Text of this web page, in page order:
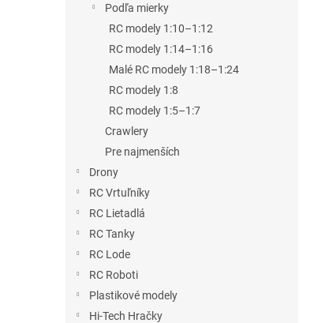
Podľa mierky
RC modely 1:10–1:12
RC modely 1:14–1:16
Malé RC modely 1:18–1:24
RC modely 1:8
RC modely 1:5–1:7
Crawlery
Pre najmenších
Drony
RC Vrtuľníky
RC Lietadlá
RC Tanky
RC Lode
RC Roboti
Plastikové modely
Hi-Tech Hračky